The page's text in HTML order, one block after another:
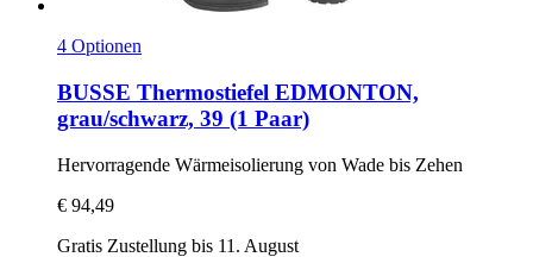
4 Optionen
BUSSE Thermostiefel EDMONTON,
grau/schwarz, 39 (1 Paar)
Hervorragende Wärmeisolierung von Wade bis Zehen
€ 94,49
Gratis Zustellung bis 11. August